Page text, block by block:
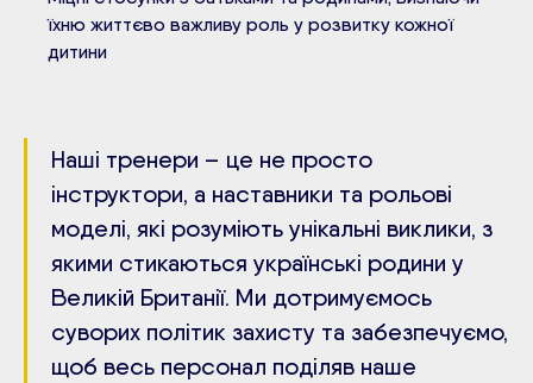
їхню життєво важливу роль у розвитку кожної
дитини
Наші тренери – це не просто
інструктори, а наставники та рольові
моделі, які розуміють унікальні виклики, з
якими стикаються українські родини у
Великій Британії. Ми дотримуємось
суворих політик захисту та забезпечуємо,
щоб весь персонал поділяв наше